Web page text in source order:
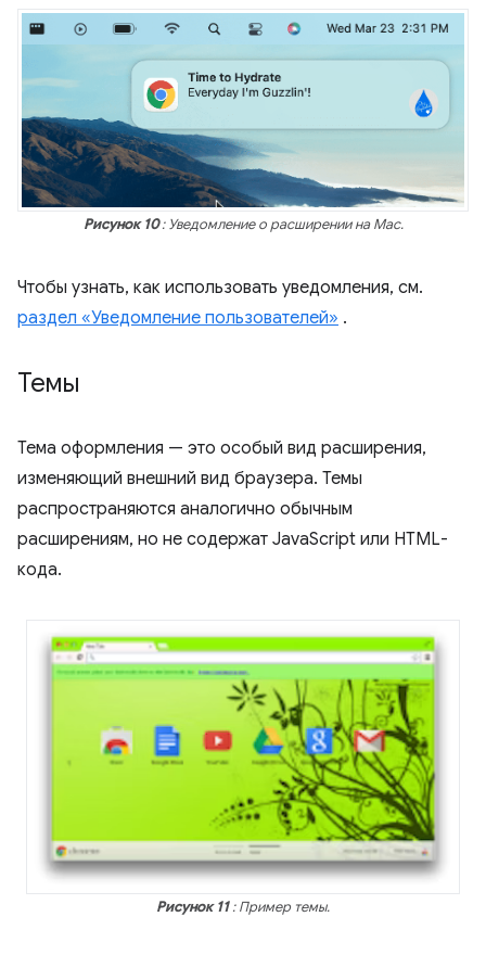
Рисунок 10: Уведомление о расширении на Mac.
Чтобы узнать, как использовать уведомления, см.
раздел «Уведомление пользователей» .
Темы
Тема оформления — это особый вид расширения,
изменяющий внешний вид браузера. Темы
распространяются аналогично обычным
расширениям, но не содержат JavaScript или HTML-
кода.
Рисунок 11: Пример темы.